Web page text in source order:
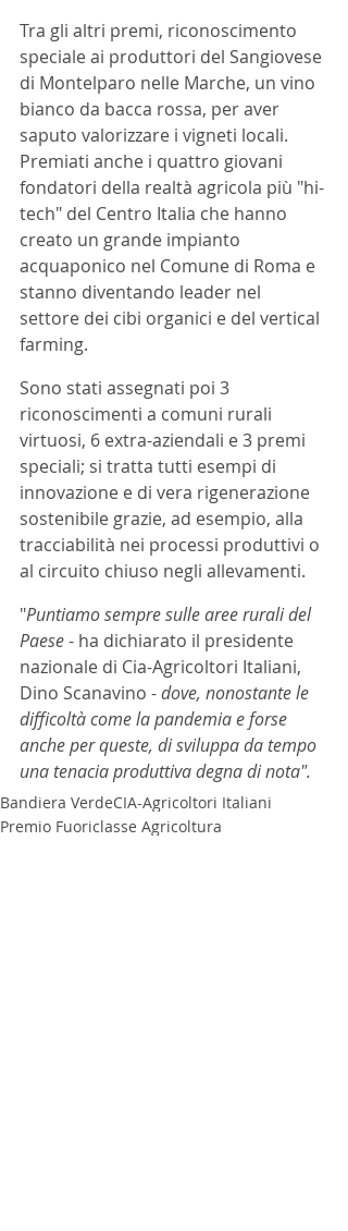
Tra gli altri premi, riconoscimento
speciale ai produttori del Sangiovese
di Montelparo nelle Marche, un vino
bianco da bacca rossa, per aver
saputo valorizzare i vigneti locali.
Premiati anche i quattro giovani
fondatori della realtà agricola più "hi-
tech" del Centro Italia che hanno
creato un grande impianto
acquaponico nel Comune di Roma e
stanno diventando leader nel
settore dei cibi organici e del vertical
farming.
Sono stati assegnati poi 3
riconoscimenti a comuni rurali
virtuosi, 6 extra-aziendali e 3 premi
speciali; si tratta tutti esempi di
innovazione e di vera rigenerazione
sostenibile grazie, ad esempio, alla
tracciabilità nei processi produttivi o
al circuito chiuso negli allevamenti.
"Puntiamo sempre sulle aree rurali del
Paese - ha dichiarato il presidente
nazionale di Cia-Agricoltori Italiani,
Dino Scanavino - dove, nonostante le
difficoltà come la pandemia e forse
anche per queste, di sviluppa da tempo
una tenacia produttiva degna di nota".
Bandiera VerdeCIA-Agricoltori Italiani
Premio Fuoriclasse Agricoltura